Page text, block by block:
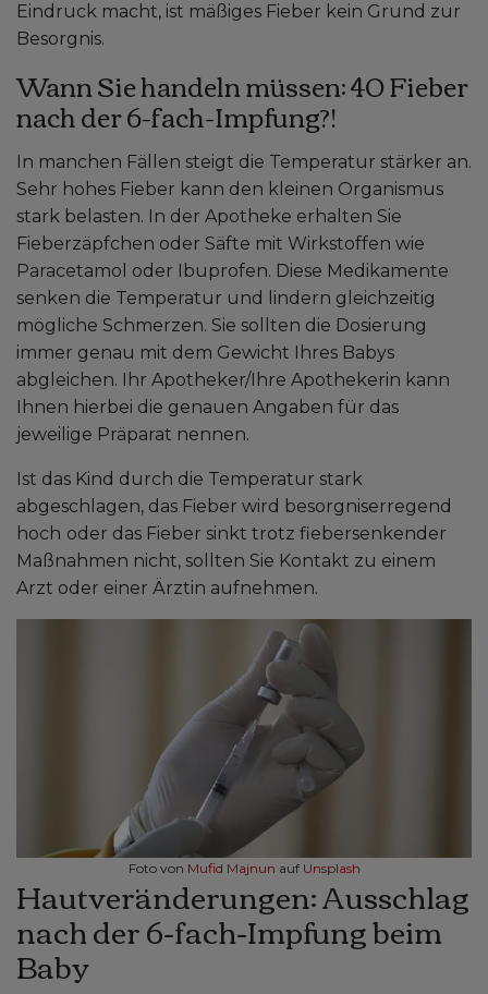
Eindruck macht, ist mäßiges Fieber kein Grund zur
Besorgnis.
Wann Sie handeln müssen: 40 Fieber
nach der 6-fach-Impfung?!
In manchen Fällen steigt die Temperatur stärker an.
Sehr hohes Fieber kann den kleinen Organismus
stark belasten. In der Apotheke erhalten Sie
Fieberzäpfchen oder Säfte mit Wirkstoffen wie
Paracetamol oder Ibuprofen. Diese Medikamente
senken die Temperatur und lindern gleichzeitig
mögliche Schmerzen. Sie sollten die Dosierung
immer genau mit dem Gewicht Ihres Babys
abgleichen. Ihr Apotheker/Ihre Apothekerin kann
Ihnen hierbei die genauen Angaben für das
jeweilige Präparat nennen.
Ist das Kind durch die Temperatur stark
abgeschlagen, das Fieber wird besorgniserregend
hoch oder das Fieber sinkt trotz fiebersenkender
Maßnahmen nicht, sollten Sie Kontakt zu einem
Arzt oder einer Ärztin aufnehmen.
Foto von Mufid Majnun auf Unsplash
Hautveränderungen: Ausschlag
nach der 6-fach-Impfung beim
Baby